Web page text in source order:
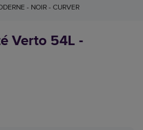
- NOIR - CURVER
Verto 54L -